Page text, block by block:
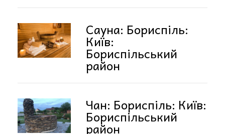
Сауна: Бориспіль:
Київ:
Бориспільський
район
Чан: Бориспіль: Київ:
Бориспільський
район